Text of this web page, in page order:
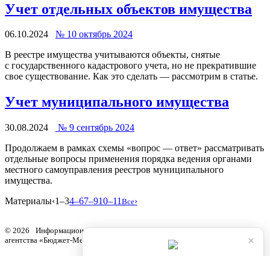
Учет отдельных объектов имущества
06.10.2024
№ 10 октябрь 2024
В реестре имущества учитываются объекты, снятые
с государственного кадастрового учета, но не прекратившие
свое существование. Как это сделать — рассмотрим в статье.
Учет муниципального имущества
30.08.2024
№ 9 сентябрь 2024
Продолжаем в рамках схемы «вопрос — ответ» рассматривать
отдельные вопросы применения порядка ведения органами
местного самоуправления реестров муниципального
имущества.
Материалы‹1–34–67–910–11 Все›
© 2026 Информационный продукт «Бюджетный учет» информационного
агентства «Бюджет-Медиа»
×